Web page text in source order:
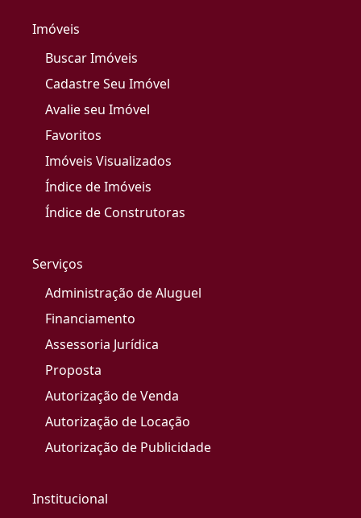
Imóveis
Buscar Imóveis
Cadastre Seu Imóvel
Avalie seu Imóvel
Favoritos
Imóveis Visualizados
Índice de Imóveis
Índice de Construtoras
Serviços
Administração de Aluguel
Financiamento
Assessoria Jurídica
Proposta
Autorização de Venda
Autorização de Locação
Autorização de Publicidade
Institucional